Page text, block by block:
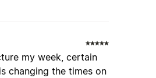
my week, certain
changing the times on